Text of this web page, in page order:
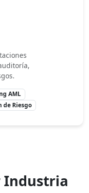
AML
de Riesgo
Industria